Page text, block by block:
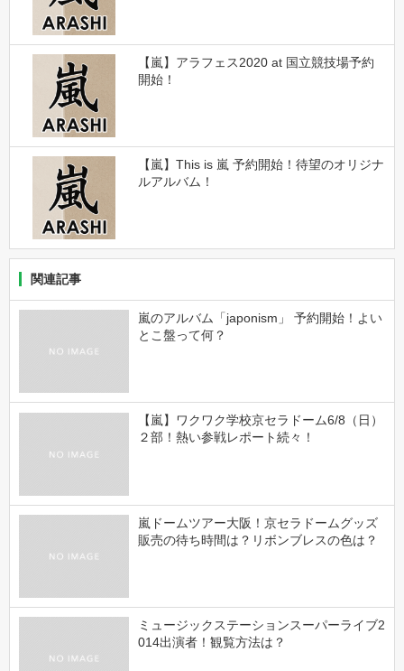
【嵐】アラフェス2020 at 国立競技場予約
開始！
【嵐】This is 嵐 予約開始！待望のオリジナ
ルアルバム！
関連記事
嵐のアルバム「japonism」 予約開始！よい
とこ盤って何？
【嵐】ワクワク学校京セラドーム6/8（日）
２部！熱い参戦レポート続々！
嵐ドームツアー大阪！京セラドームグッズ
販売の待ち時間は？リボンブレスの色は？
ミュージックステーションスーパーライブ2
014出演者！観覧方法は？